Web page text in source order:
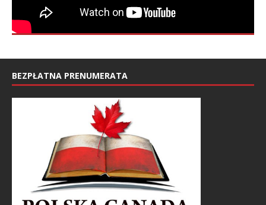
BEZPŁATNA PRENUMERATA